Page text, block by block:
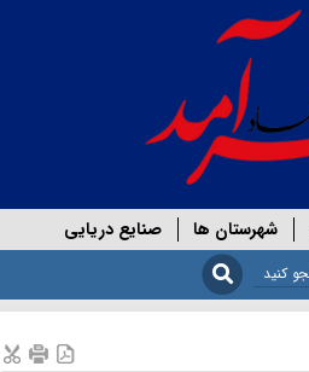
شهرستان ها صنایع دریایی